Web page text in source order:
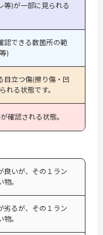
等)が一部に見られる
認できる数箇所の範
)
目立つ傷(擦り傷・凹
れる状態です。
確認される状態。
良いが、その１ラン
。
劣るが、その１ラン
。